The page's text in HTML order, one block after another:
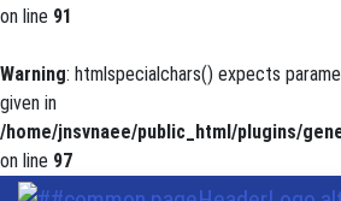
on line 91
Warning: htmlspecialchars() expects
given in
/home/jnsvnaee/public_html/plugins/
on line 97
Thay đổi nhận thức về phòng tái phát